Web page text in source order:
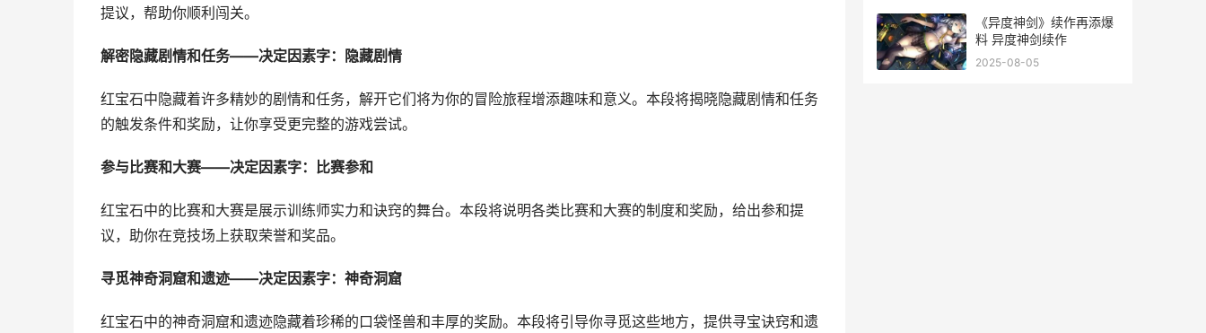
提议，帮助你顺利闯关。
解密隐藏剧情和任务——决定因素字：隐藏剧情
红宝石中隐藏着许多精妙的剧情和任务，解开它们将为你的冒险旅程增添趣味和意义。本段将揭晓隐藏剧情和任务
的触发条件和奖励，让你享受更完整的游戏尝试。
参与比赛和大赛——决定因素字：比赛参和
红宝石中的比赛和大赛是展示训练师实力和诀窍的舞台。本段将说明各类比赛和大赛的制度和奖励，给出参和提
议，助你在竞技场上获取荣誉和奖品。
寻觅神奇洞窟和遗迹——决定因素字：神奇洞窟
红宝石中的神奇洞窟和遗迹隐藏着珍稀的口袋怪兽和丰厚的奖励。本段将引导你寻觅这些地方，提供寻宝诀窍和遗
《异度神剑》续作再添爆
料 异度神剑续作
2025-08-05